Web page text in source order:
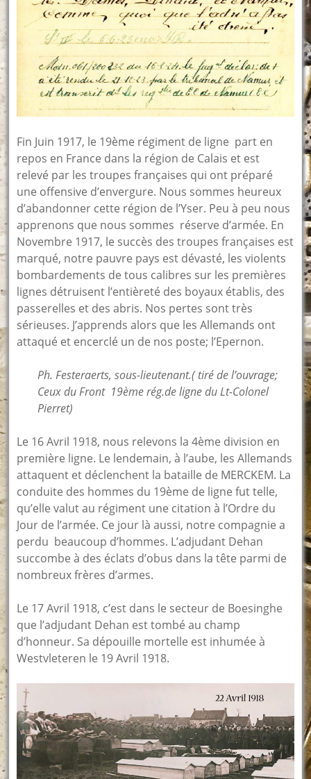
Fin Juin 1917, le 19ème régiment de ligne part en
repos en France dans la région de Calais et est
relevé par les troupes françaises qui ont préparé
une offensive d’envergure. Nous sommes heureux
d’abandonner cette région de l’Yser. Peu à peu nous
apprenons que nous sommes réserve d’armée. En
Novembre 1917, le succès des troupes françaises est
marqué, notre pauvre pays est dévasté, les violents
bombardements de tous calibres sur les premières
lignes détruisent l’entièreté des boyaux établis, des
passerelles et des abris. Nos pertes sont très
sérieuses. J’apprends alors que les Allemands ont
attaqué et encerclé un de nos poste; l’Epernon.
Ph. Festeraerts, sous-lieutenant.( tiré de l’ouvrage;
Ceux du Front 19ème rég.de ligne du Lt-Colonel
Pierret)
Le 16 Avril 1918, nous relevons la 4ème division en
première ligne. Le lendemain, à l’aube, les Allemands
attaquent et déclenchent la bataille de MERCKEM. La
conduite des hommes du 19ème de ligne fut telle,
qu’elle valut au régiment une citation à l’Ordre du
Jour de l’armée. Ce jour là aussi, notre compagnie a
perdu beaucoup d’hommes. L’adjudant Dehan
succombe à des éclats d’obus dans la tête parmi de
nombreux frères d’armes.
Le 17 Avril 1918, c’est dans le secteur de Boesinghe
que l’adjudant Dehan est tombé au champ
d’honneur. Sa dépouille mortelle est inhumée à
Westvleteren le 19 Avril 1918.